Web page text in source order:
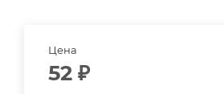
Цена
52 ₽